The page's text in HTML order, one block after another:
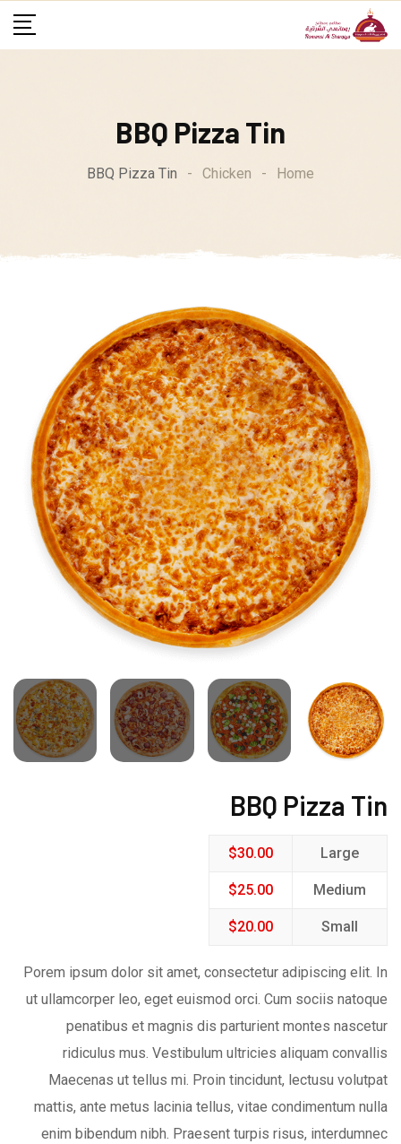
BBQ Pizza Tin
BBQ Pizza Tin - Chicken - Home
BBQ Pizza Tin
Large
$30.00
Medium
$25.00
Small
$20.00
Porem ipsum dolor sit amet, consectetur adipiscing elit. In
ut ullamcorper leo, eget euismod orci. Cum sociis natoque
penatibus et magnis dis parturient montes nascetur
ridiculus mus. Vestibulum ultricies aliquam convallis
Maecenas ut tellus mi. Proin tincidunt, lectusu volutpat
mattis, ante metus lacinia tellus, vitae condimentum nulla
enim bibendum nibh. Praesent turpis risus, interdumnec